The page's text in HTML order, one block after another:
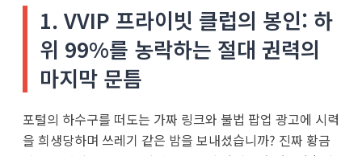
1. VVIP 프라이빗 클럽의 봉인: 하
위 99%를 농락하는 절대 권력의
마지막 문틈
포털의 하수구를 떠도는 가짜 링크와 불법 팝업 광고에 시력
을 희생당하며 쓰레기 같은 밤을 보내셨습니까? 진짜 황금